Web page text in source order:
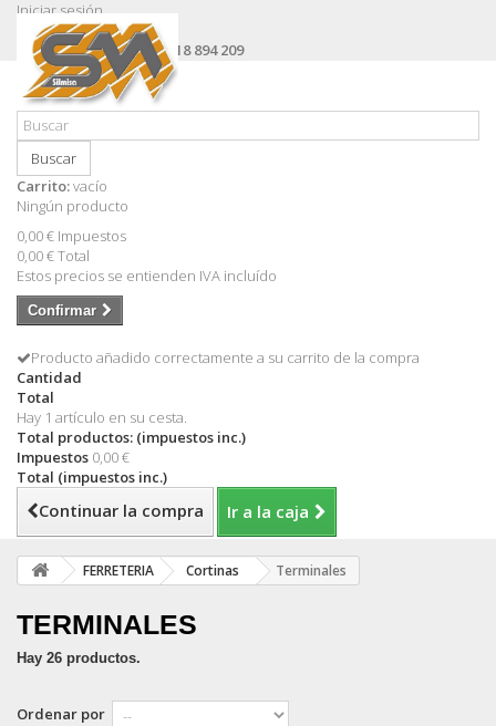
Iniciar sesión
Contacte con nosotros
Llámanos ahora:+34 618 894 209
Buscar
Carrito:vacío
Ningún producto
0,00 € Impuestos
0,00 €Total
Estos precios se entienden IVA incluído
Confirmar
Producto añadido correctamente a su carrito de la compra
Cantidad
Total
Hay 1 artículo en su cesta.
Total productos: (impuestos inc.)
Impuestos 0,00 €
Total (impuestos inc.)
Continuar la compra Ir a la caja
FERRETERIA Cortinas Terminales
TERMINALES
Hay 26 productos.
Ordenar por